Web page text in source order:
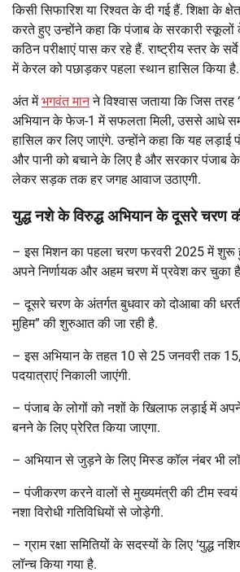
किसी सिफारिश या रिश्वत के दी गई हैं. शिक्षा के
करते हुए उन्होंने कहा कि पंजाब के सरकारी
कठिन परीक्षाएं पास कर रहे हैं. राष्ट्रीय स्तर के
में केरल को पछाड़कर पहला स्थान हासिल किया है.
अंत मेंभगवंत मानने विश्वास जताया कि जिस तरह
अभियान के फेज-1 में सफलता मिली, उससे आधे
हासिल कर लिए जाएंगे. उन्होंने कहा कि यह लड़ाई
और पानी को बचाने के लिए है और सरकार पंजाब
लेकर सड़क तक हर जगह आवाज उठाएगी.
युद्ध नशे के विरुद्ध अभियान के दूसरे चरण
–इस मिशन का पहला चरण फरवरी 2025 में
अपने निर्णायक और अहम चरण में प्रवेश कर चुका
–दूसरे चरण के अंतर्गत बुधवार को दोआबा की
मुहिम” की शुरुआत की जा रही है.
–इस अभियान के तहत 10 से 25 जनवरी तक
पदयात्राएं निकाली जाएंगी.
–पंजाब के लोगों को नशों के खिलाफ लड़ाई में
बनने के लिए प्रेरित किया जाएगा.
– अभियान से जुड़ने के लिए मिस्ड कॉल नंबर भी
–पंजीकरण करने वालों से मुख्यमंत्री की टीम
नशा विरोधी गतिविधियों से जोड़ेगी.
–ग्राम रक्षा समितियों के सदस्यों के लिए ‘युद्ध
लॉन्च किया गया है.